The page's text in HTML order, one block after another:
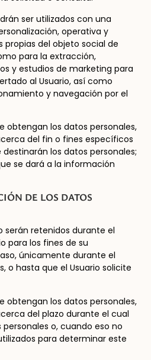
ser utilizados con una
operativa y
del objeto social de
para la extracción,
y estudios de marketing para
al Usuario, así como
y navegación por el
obtengan los datos personales,
del fin o fines específicos
los datos personales;
se dará a la información
DE LOS DATOS
serán retenidos durante el
para los fines de su
únicamente durante el
o hasta que el Usuario solicite
obtengan los datos personales,
del plazo durante el cual
o, cuando eso no
para determinar este